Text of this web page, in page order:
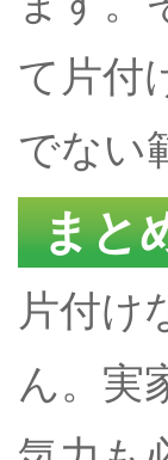
て片付
でない
まと
片付け
ん。実